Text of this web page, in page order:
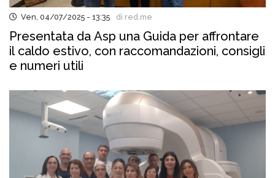
Ven, 04/07/2025 - 13:35 di red.me
Presentata da Asp una Guida per affrontare
il caldo estivo, con raccomandazioni, consigli
e numeri utili